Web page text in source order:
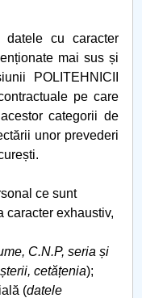
datele cu caracter
mai sus și
POLITEHNICII
pe care
categorii de
unor prevederi
ce sunt
caracter exhaustiv,
C.N.P, seria și
cetățenia);
(datele